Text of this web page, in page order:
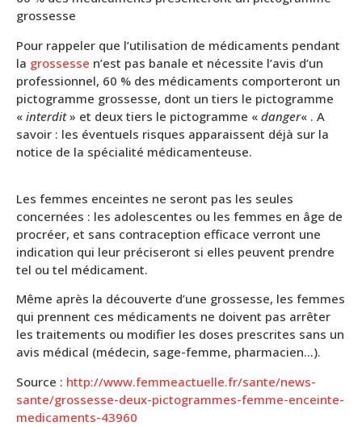
grossesse
Pour rappeler que l’utilisation de médicaments pendant
la grossesse n’est pas banale et nécessite l’avis d’un
professionnel, 60 % des médicaments comporteront un
pictogramme grossesse, dont un tiers le pictogramme
« interdit» et deux tiers le pictogramme « danger« . A
savoir : les éventuels risques apparaissent déjà sur la
notice de la spécialité médicamenteuse.
Les femmes enceintes ne seront pas les seules
concernées : les adolescentes ou les femmes en âge de
procréer, et sans contraception efficace verront une
indication qui leur préciseront si elles peuvent prendre
tel ou tel médicament.
Même après la découverte d’une grossesse, les femmes
qui prennent ces médicaments ne doivent pas arrêter
les traitements ou modifier les doses prescrites sans un
avis médical (médecin, sage-femme, pharmacien…).
Source : http://www.femmeactuelle.fr/sante/news-
sante/grossesse-deux-pictogrammes-femme-enceinte-
medicaments-43960